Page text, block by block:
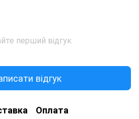
перший відгук
відгук
Оплата